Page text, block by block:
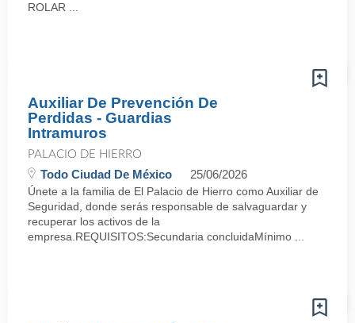
ROLAR ...
Auxiliar De Prevención De
Perdidas - Guardias
Intramuros
PALACIO DE HIERRO
Todo Ciudad De México 25/06/2026
Únete a la familia de El Palacio de Hierro como Auxiliar de
Seguridad, donde serás responsable de salvaguardar y
recuperar los activos de la
empresa.REQUISITOS:Secundaria concluidaMínimo ...